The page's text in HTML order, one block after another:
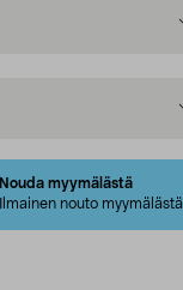
Nouda myymälästä
Ilmainen nouto myymälästä